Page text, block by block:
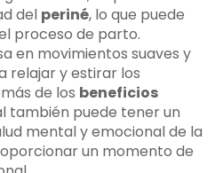
del periné, lo que puede
proceso de parto.
en movimientos suaves y
relajar y estirar los
de los beneficios
también puede tener un
mental y emocional de la
un momento de